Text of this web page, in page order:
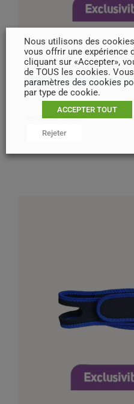
OREILLER ANTI-
89,20€
Ajouter au panier
Nous utilisons des
vous offrir une expérience
cliquant sur «Accepter»,
de TOUS les cookies.
paramètres des cookies
par type de cookie.
ACCEPTER TOUT
Rejeter